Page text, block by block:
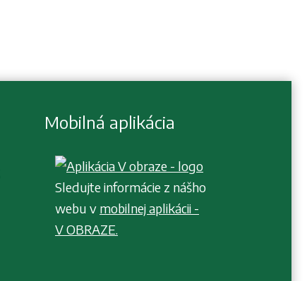
Mobilná aplikácia
Sledujte informácie z nášho
webu v mobilnej aplikácii -
V OBRAZE.